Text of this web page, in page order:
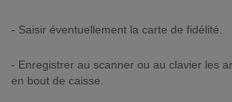
- Saisir éventuellement la carte de fidélité.
- Enregistrer au scanner ou au clavier les
en bout de caisse.